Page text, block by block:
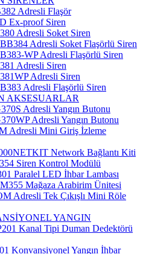
Adresli Flaşör
Ex-proof Siren
Adresli Soket Siren
Adresli Soket Flaşörlü Siren
WP Adresli Flaşörlü Siren
Adresli Siren
Adresli Siren
Adresli Flaşörlü Siren
AKSESUARLAR
Adresli Yangın Butonu
Adresli Yangın Butonu
Adresli Mini Giriş İzleme
Network Bağlantı Kiti
Siren Kontrol Modülü
Paralel LED İhbar Lambası
Mağaza Arabirim Ünitesi
Adresli Tek Çıkışlı Mini Röle
YANGIN
Kanal Tipi Duman Dedektörü
Konvansiyonel Yangın İhbar